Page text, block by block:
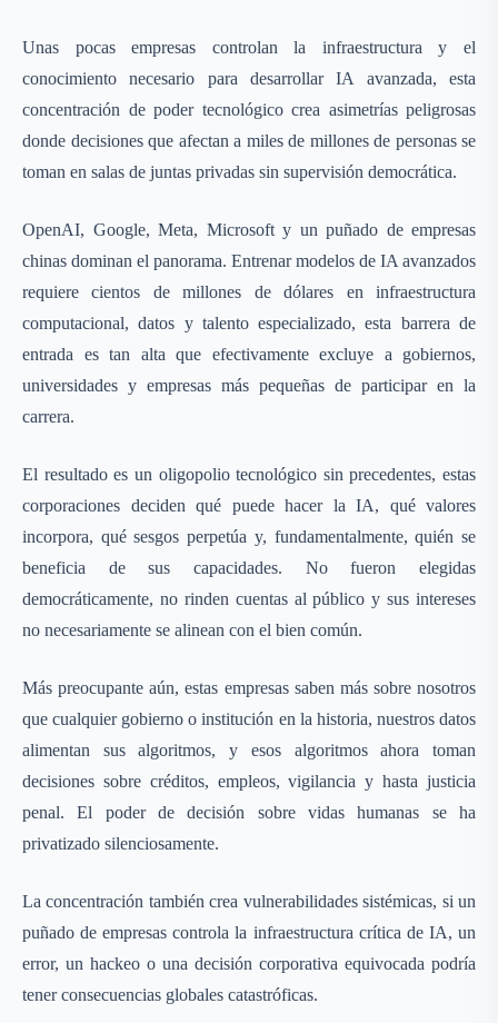
Unas pocas empresas controlan la infraestructura y el
conocimiento necesario para desarrollar IA avanzada, esta
concentración de poder tecnológico crea asimetrías peligrosas
donde decisiones que afectan a miles de millones de personas se
toman en salas de juntas privadas sin supervisión democrática.
OpenAI, Google, Meta, Microsoft y un puñado de empresas
chinas dominan el panorama. Entrenar modelos de IA avanzados
requiere cientos de millones de dólares en infraestructura
computacional, datos y talento especializado, esta barrera de
entrada es tan alta que efectivamente excluye a gobiernos,
universidades y empresas más pequeñas de participar en la
carrera.
El resultado es un oligopolio tecnológico sin precedentes, estas
corporaciones deciden qué puede hacer la IA, qué valores
incorpora, qué sesgos perpetúa y, fundamentalmente, quién se
beneficia de sus capacidades. No fueron elegidas
democráticamente, no rinden cuentas al público y sus intereses
no necesariamente se alinean con el bien común.
Más preocupante aún, estas empresas saben más sobre nosotros
que cualquier gobierno o institución en la historia, nuestros datos
alimentan sus algoritmos, y esos algoritmos ahora toman
decisiones sobre créditos, empleos, vigilancia y hasta justicia
penal. El poder de decisión sobre vidas humanas se ha
privatizado silenciosamente.
La concentración también crea vulnerabilidades sistémicas, si un
puñado de empresas controla la infraestructura crítica de IA, un
error, un hackeo o una decisión corporativa equivocada podría
tener consecuencias globales catastróficas.